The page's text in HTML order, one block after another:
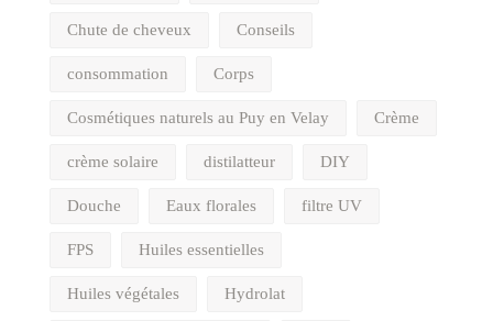
Chute de cheveux Conseils
consommation Corps
Cosmétiques naturels au Puy en Velay Crème
crème solaire distilatteur DIY
Douche Eaux florales filtre UV
FPS Huiles essentielles
Huiles végétales Hydrolat